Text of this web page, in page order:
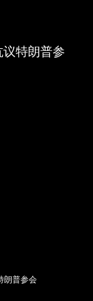
特朗普参